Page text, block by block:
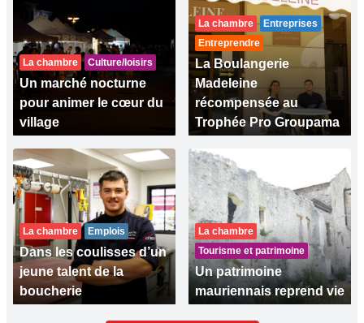
La chambre Culture/loisirs
Un marché nocturne
pour animer le cœur du
village
La chambre
Entreprises
Entreprendre
La Boulangerie
Madeleine
récompensée au
Trophée Pro Groupama
La chambre Emplois
Dans les coulisses d’un
jeune talent de la
boucherie
La chambre
Tourisme et patrimoine
Un patrimoine
mauriennais reprend vie